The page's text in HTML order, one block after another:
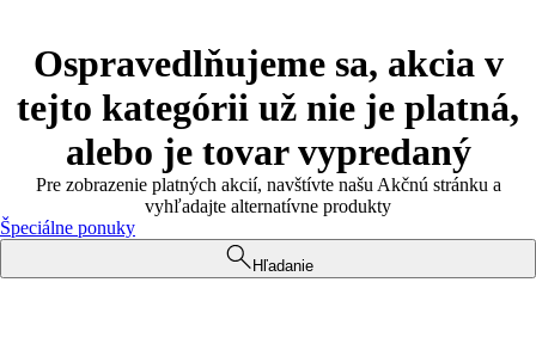
Ospravedlňujeme sa, akcia v
tejto kategórii už nie je platná,
alebo je tovar vypredaný
Pre zobrazenie platných akcií, navštívte našu Akčnú stránku a
vyhľadajte alternatívne produkty
Špeciálne ponuky
Hľadanie